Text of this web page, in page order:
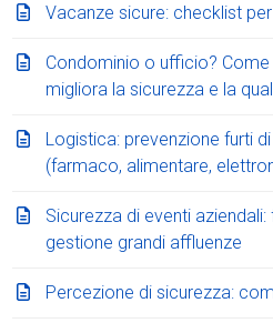
Vacanze sicure: checklist
Condominio o ufficio?
migliora la sicurezza e la
Logistica: prevenzione furti
(farmaco, alimentare,
Sicurezza di eventi
gestione grandi affluenze
Percezione di sicurezza: